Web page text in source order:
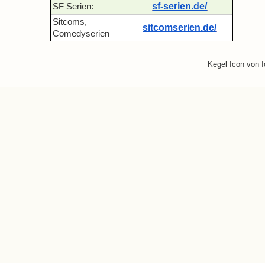
SF Serien: sf-serien.de/
Sitcoms,
Comedyserien
sitcomserien.de/
Kegel Icon von